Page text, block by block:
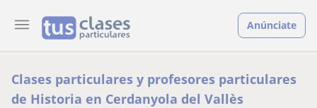
Anúnciate
Clases particulares y profesores particulares
de Historia en Cerdanyola del Vallès